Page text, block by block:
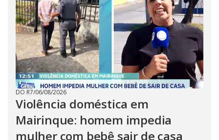
DO R7/06/08/2026
Violência doméstica em
Mairinque: homem impedia
mulher com bebê sair de casa